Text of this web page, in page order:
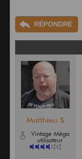
RÉPONDRE
Matthieu S
Vintage Méga
utilisateur